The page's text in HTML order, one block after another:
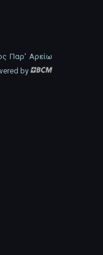
Παρ' Αρείω
by